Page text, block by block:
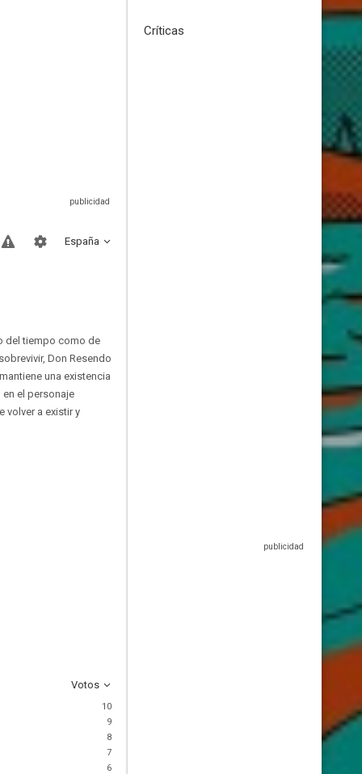
España
del tiempo como de
Don Resendo
una existencia
el personaje
volver a existir y
Votos
10
9
8
7
6
Críticas